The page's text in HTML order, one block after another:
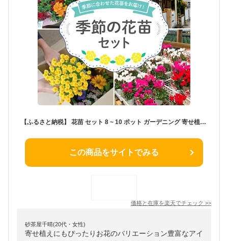
【ふるさと納税】 花苗 セット 8 ~ 10 ポット ガーデニング 寄せ植え 季節の花 贈り物 フラワー ギフト 庭園 プランター 園芸 家庭菜園 春夏秋冬 草花 鉢植え DIY 緑化 花壇 ベランダ 庭作り 花好き 園芸用品 植物 栽培キット 藤枝市 静岡県
この商品をサイトでみる
価格と在庫を楽天でチェック >>
砂茶屋千晴(20代・女性)
寄せ植えにもぴったりお花のバリエーション豊富なアイ